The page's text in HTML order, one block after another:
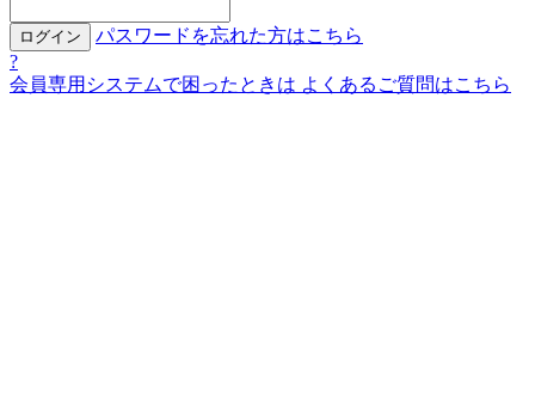
ログイン
パスワードを忘れた方はこちら
?
会員専用システムで困ったときは よくあるご質問はこちら